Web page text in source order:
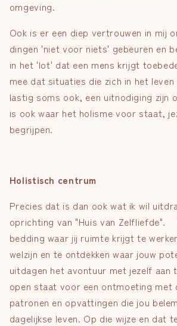
omgeving.
Ook is er een diep vertrouwen in mij
dingen 'niet voor niets' gebeuren en
in het 'lot' dat een mens krijgt
mee dat situaties die zich in het
lastig soms ook, een uitnodiging zijn
is ook waar het holisme voor staat,
begrijpen.
Holistisch centrum
Precies dat is dan ook wat ik wil
oprichting van "Huis van Zelfliefde".
bedding waar jij ruimte krijgt te
welzijn en te ontdekken waar jouw
uitdagen het avontuur met jezelf aan
open staat voor een ontmoeting met
patronen en opvattingen die jou
dagelijkse leven. Op die wijze en dat